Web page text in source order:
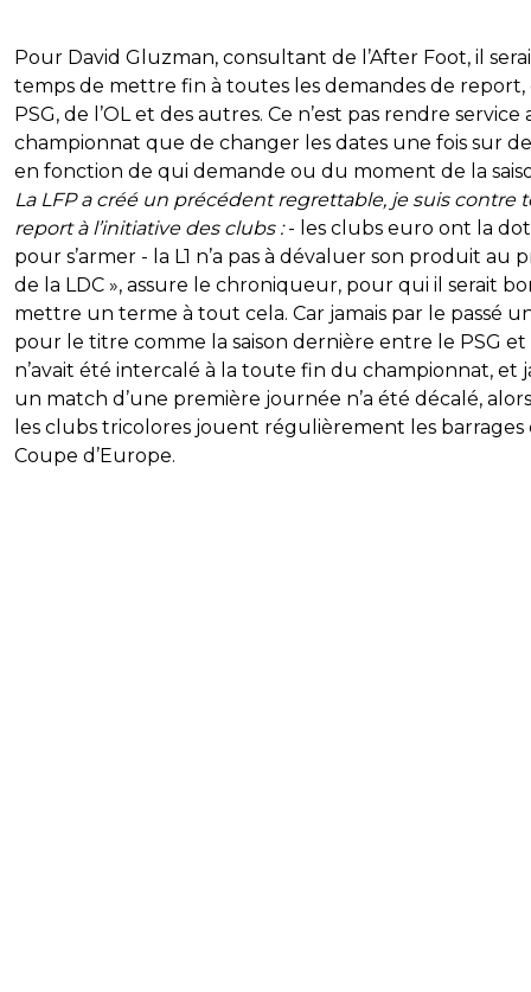
Pour David Gluzman, consultant de l’After Foot, il
temps de mettre fin à toutes les demandes de report,
PSG, de l’OL et des autres. Ce n’est pas rendre service
championnat que de changer les dates une fois sur
en fonction de qui demande ou du moment de la
La LFP a créé un précédent regrettable, je suis contre
report à l’initiative des clubs :- les clubs euro ont la
pour s’armer - la L1 n’a pas à dévaluer son produit au
de la LDC », assure le chroniqueur, pour qui il serait
mettre un terme à tout cela. Car jamais par le passé
pour le titre comme la saison dernière entre le PSG et
n’avait été intercalé à la toute fin du championnat, et
un match d’une première journée n’a été décalé,
les clubs tricolores jouent régulièrement les barrages
Coupe d’Europe.